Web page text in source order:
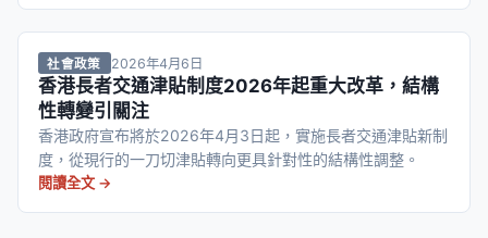
社會政策 2026年4月6日
香港長者交通津貼制度2026年起重大改革，結構
性轉變引關注
香港政府宣布將於2026年4月3日起，實施長者交通津貼新制
度，從現行的一刀切津貼轉向更具針對性的結構性調整。
閱讀全文 →